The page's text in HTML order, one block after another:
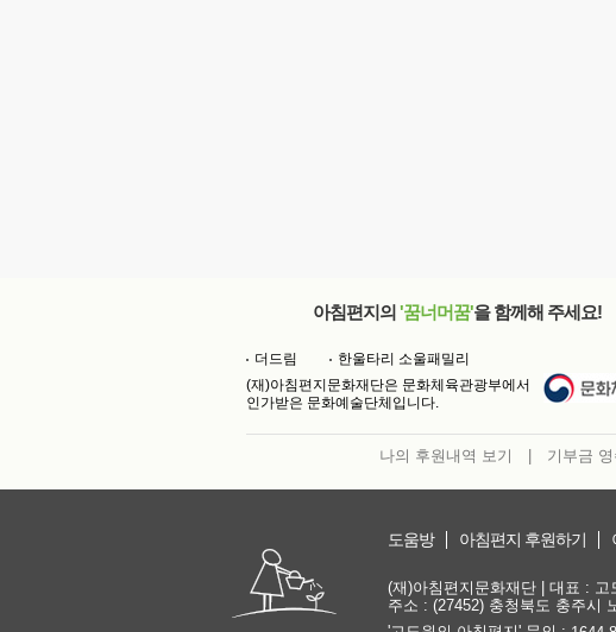
아침편지의 '꿈너머꿈'을 함께해 주세요!
더드림
한울타리 소울패밀리
(재)아침편지문화재단은 문화체육관광부에서
인가받은 문화예술단체입니다.
나의 후원내역 보기 기부금
도움방 아침편지 후원하기
(재)아침편지문화재단 | 대표 :
주소 : (27452) 충청북도 충주시